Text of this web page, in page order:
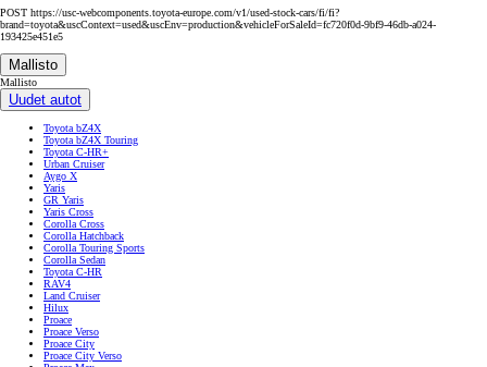
POST https://usc-webcomponents.toyota-europe.com/v1/used-stock-cars/fi/fi?
brand=toyota&uscContext=used&uscEnv=production&vehicleForSaleId=fc720f0d-9bf9-46db-a024-
193425e451e5
Mallisto
Mallisto
Uudet autot
Toyota bZ4X
Toyota bZ4X Touring
Toyota C-HR+
Urban Cruiser
Aygo X
Yaris
GR Yaris
Yaris Cross
Corolla Cross
Corolla Hatchback
Corolla Touring Sports
Corolla Sedan
Toyota C-HR
RAV4
Land Cruiser
Hilux
Proace
Proace Verso
Proace City
Proace City Verso